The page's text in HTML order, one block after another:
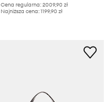
Cena regularna:2009,90 zł
Najniższa cena:1199,90 zł